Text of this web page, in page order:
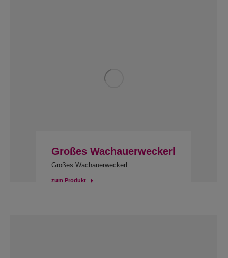
Großes Wachauerweckerl
Großes Wachauerweckerl
zum Produkt